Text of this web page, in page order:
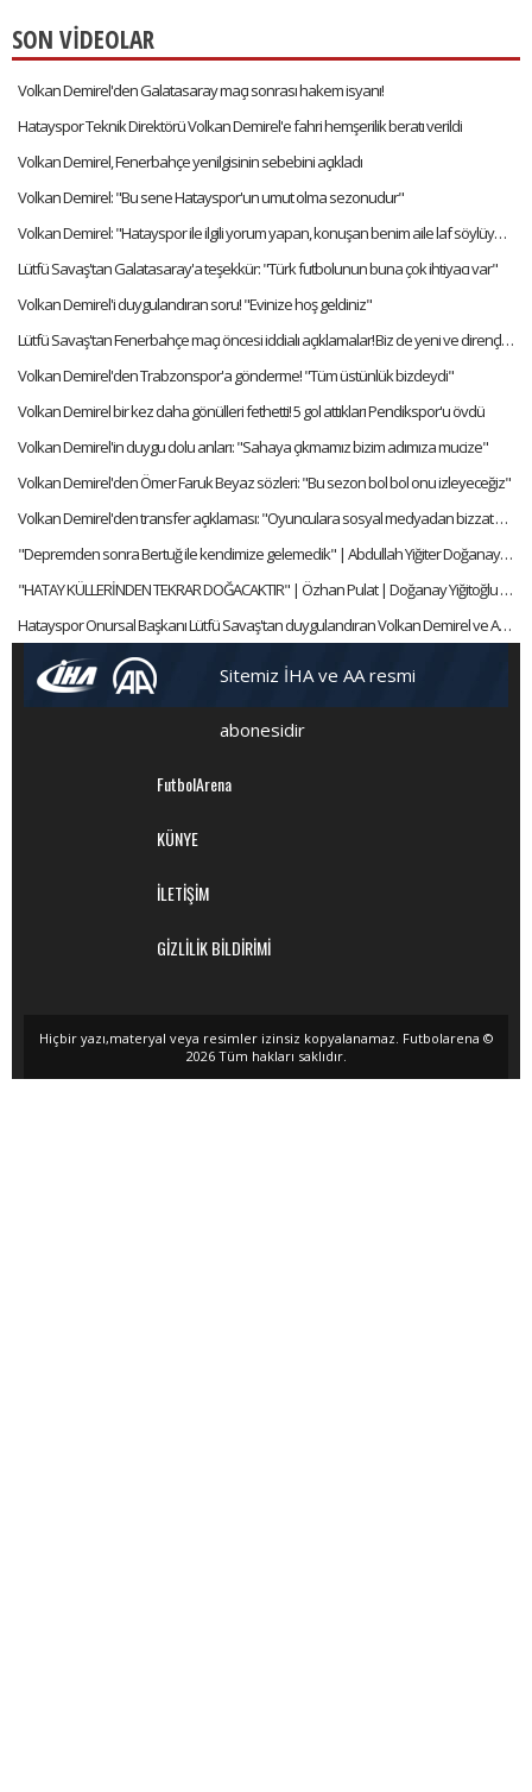
SON VİDEOLAR
Volkan Demirel'den Galatasaray maçı sonrası hakem isyanı!
Hatayspor Teknik Direktörü Volkan Demirel'e fahri hemşerilik beratı verildi
Volkan Demirel, Fenerbahçe yenilgisinin sebebini açıkladı
Volkan Demirel: "Bu sene Hatayspor'un umut olma sezonudur"
Volkan Demirel: "Hatayspor ile ilgili yorum yapan, konuşan benim aile laf söylüyordur"
Lütfü Savaş'tan Galatasaray'a teşekkür: "Türk futbolunun buna çok ihtiyacı var"
Volkan Demirel'i duygulandıran soru! "Evinize hoş geldiniz"
Lütfü Savaş'tan Fenerbahçe maçı öncesi iddialı açıklamalar! Biz de yeni ve dirençli bir takımız
Volkan Demirel'den Trabzonspor'a gönderme! "Tüm üstünlük bizdeydi"
Volkan Demirel bir kez daha gönülleri fethetti! 5 gol attıkları Pendikspor'u övdü
Volkan Demirel'in duygu dolu anları: "Sahaya çıkmamız bizim adımıza mucize"
Volkan Demirel'den Ömer Faruk Beyaz sözleri: "Bu sezon bol bol onu izleyeceğiz"
Volkan Demirel'den transfer açıklaması: "Oyunculara sosyal medyadan bizzat kendim ulaşıyorum"
"Depremden sonra Bertuğ ile kendimize gelemedik" | Abdullah Yiğiter Doğanay Yiğitoğlu ile ART ARDA
"HATAY KÜLLERİNDEN TEKRAR DOĞACAKTIR" | Özhan Pulat | Doğanay Yiğitoğlu ile ART ARDA
Hatayspor Onursal Başkanı Lütfü Savaş'tan duygulandıran Volkan Demirel ve Atsu sözleri
Sitemiz İHA ve AA resmi
abonesidir
FutbolArena
KÜNYE
İLETİŞİM
GİZLİLİK BİLDİRİMİ
Hiçbir yazı,materyal veya resimler izinsiz kopyalanamaz. Futbolarena ©
2026 Tüm hakları saklıdır.